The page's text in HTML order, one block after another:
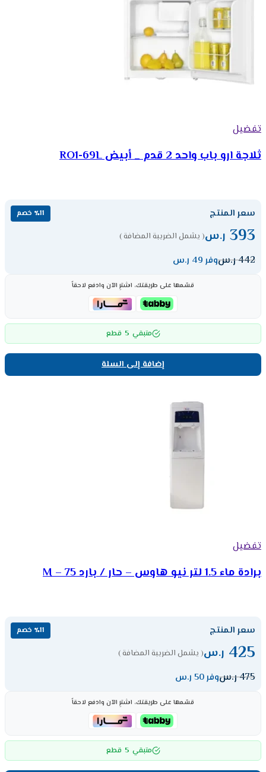
تفضيل
ثلاجة ارو باب واحد 2 قدم _ أبيض RO1-69L
سعر المنتج ٪11 خصم
393 ر.س( يشمل الضريبة المضافة )
442ر.سوفر 49 ر.س
قسّمها على طريقتك، اشترِ الآن وادفع لاحقاً
متبقي 5 قطع
إضافة إلى السلة
تفضيل
برادة ماء 1.5 لتر نيو هاوس – حار / بارد M – 75
سعر المنتج ٪11 خصم
425 ر.س( يشمل الضريبة المضافة )
475ر.سوفر 50 ر.س
قسّمها على طريقتك، اشترِ الآن وادفع لاحقاً
متبقي 5 قطع